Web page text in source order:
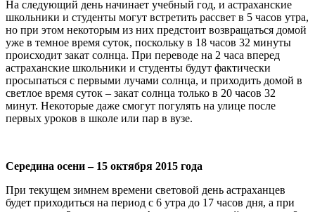
На следующий день начинает учебный год, и астраханские
школьники и студенты могут встретить рассвет в 5 часов утра,
но при этом некоторым из них предстоит возвращаться домой
уже в темное время суток, поскольку в 18 часов 32 минуты
происходит закат солнца. При переводе на 2 часа вперед
астраханские школьники и студенты будут фактически
просыпаться с первыми лучами солнца, и приходить домой в
светлое время суток – закат солнца только в 20 часов 32
минут. Некоторые даже смогут погулять на улице после
первых уроков в школе или пар в вузе.
Середина осени – 15 октября 2015 года
При текущем зимнем времени световой день астраханцев
будет приходиться на период с 6 утра до 17 часов дня, а при